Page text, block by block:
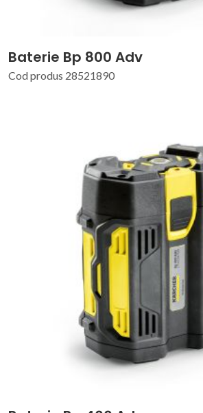
Baterie Bp 800 Adv
Cod produs 28521890